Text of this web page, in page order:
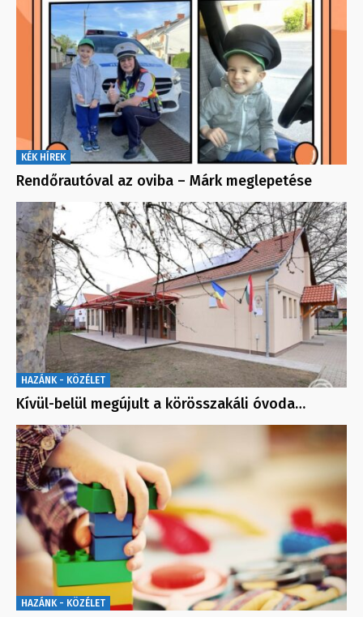
KÉK HÍREK
Rendőrautóval az oviba – Márk meglepetése
HAZÁNK - KÖZÉLET
Kívül-belül megújult a körösszakáli óvoda…
HAZÁNK - KÖZÉLET